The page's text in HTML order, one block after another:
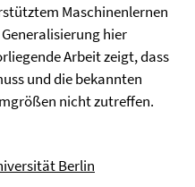
Maschinenlernen
hier
Arbeit zeigt, dass
und die bekannten
nicht zutreffen.
Berlin